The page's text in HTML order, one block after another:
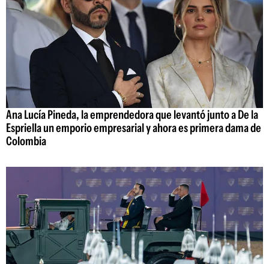
Ana Lucía Pineda, la emprendedora que levantó junto a De la
Espriella un emporio empresarial y ahora es primera dama de
Colombia